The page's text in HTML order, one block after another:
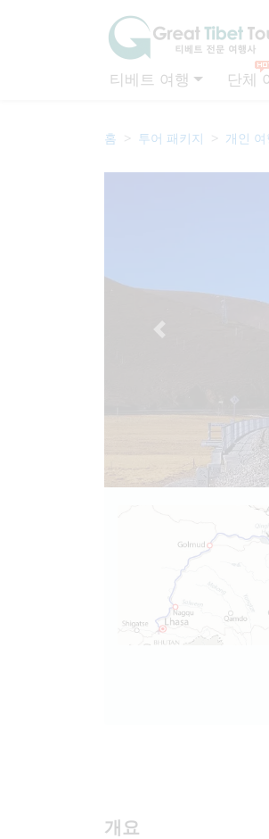
티베트 여행 단체
홈 투어 패키지 개인 여
개요